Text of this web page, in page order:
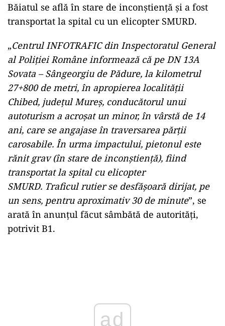
Băiatul se află în stare de inconștiență și a fost
transportat la spital cu un elicopter SMURD.
„Centrul INFOTRAFIC din Inspectoratul General
al Poliţiei Române informează că pe DN 13A
Sovata – Sângeorgiu de Pădure, la kilometrul
27+800 de metri, în apropierea localității
Chibed, județul Mureș, conducătorul unui
autoturism a acroșat un minor, în vârstă de 14
ani, care se angajase în traversarea părții
carosabile. În urma impactului, pietonul este
rănit grav (în stare de inconștiență), fiind
transportat la spital cu elicopter
SMURD. Traficul rutier se desfășoară dirijat, pe
un sens, pentru aproximativ 30 de minute”, se
arată în anunțul făcut sâmbătă de autorități,
potrivit B1.